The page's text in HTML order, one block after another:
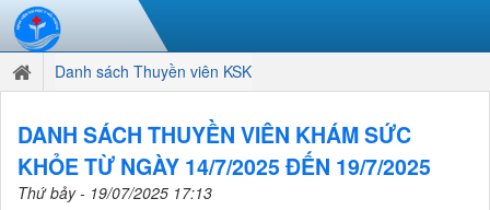
Danh sách Thuyền viên KSK
DANH SÁCH THUYỀN VIÊN KHÁM SỨC
KHỎE TỪ NGÀY 14/7/2025 ĐẾN 19/7/2025
Thứ bảy - 19/07/2025 17:13